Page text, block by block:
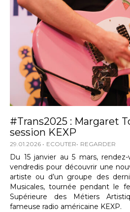
#Trans2025 : Margaret
session KEXP
29.01.2026 ECOUTER REGARDER
Du 15 janvier au 5 mars,
vendredis pour découvrir une
artiste ou d’un groupe des
Musicales, tournée pendant le
Supérieure des Métiers
fameuse radio américaine KEXP.